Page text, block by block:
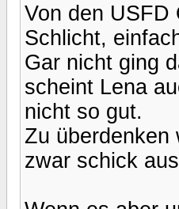
Von den USFD
Schlicht,
Gar nicht ging
scheint Lena
nicht so gut.
Zu überdenken
zwar schick